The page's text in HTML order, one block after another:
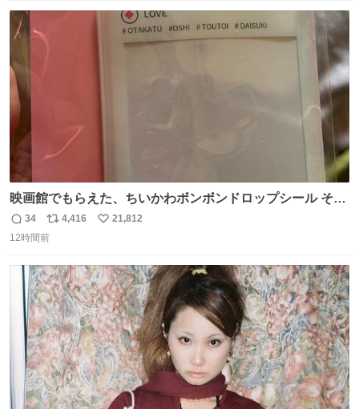
数
映画館でもらえた、ちいかわボンボンドロップシール その
ままキーホルダーにして使いたいって人まずキャンドゥに
行きな 何も加工せずにキーホルダーになるケースあるか
返
信
34
リ
ポ
ト
数
4,416
い
数
21,812
12時間前